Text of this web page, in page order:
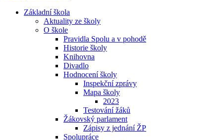
Základní škola
Aktuality ze školy
O škole
Pravidla Spolu a v pohodě
Historie školy
Knihovna
Divadlo
Hodnocení školy
Inspekční zprávy
Mapa školy
2023
Testování žáků
Žákovský parlament
Zápisy z jednání ŽP
Spolupráce